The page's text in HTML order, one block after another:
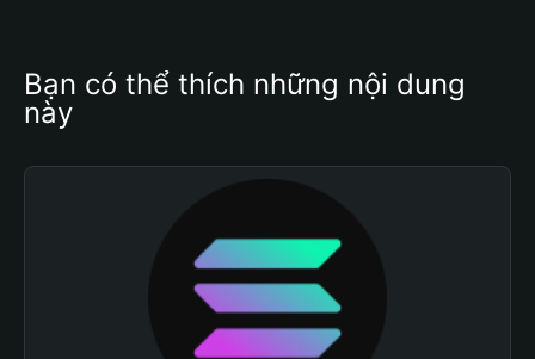
Bạn có thể thích những nội dung
này